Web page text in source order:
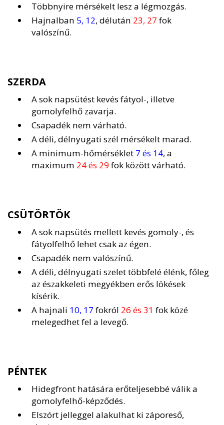
Többnyire mérsékelt lesz a légmozgás.
Hajnalban 5, 12, délután 23, 27 fok
valószínű.
SZERDA
A sok napsütést kevés fátyol-, illetve
gomolyfelhő zavarja.
Csapadék nem várható.
A déli, délnyugati szél mérsékelt marad.
A minimum-hőmérséklet 7 és 14, a
maximum 24 és 29fok között várható.
CSÜTÖRTÖK
A sok napsütés mellett kevés gomoly-, és
fátyolfelhő lehet csak az égen.
Csapadék nem valószínű.
A déli, délnyugati szelet többfelé élénk, főleg
az északkeleti megyékben erős lökések
kísérik.
A hajnali 10, 17 fokról 26 és 31 fok közé
melegedhet fel a levegő.
PÉNTEK
Hidegfront hatására erőteljesebbé válik a
gomolyfelhő-képződés.
Elszórt jelleggel alakulhat ki záporeső,